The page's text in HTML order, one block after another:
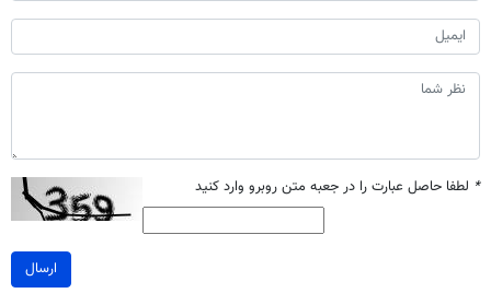
* لطفا حاصل عبارت را در جعبه متن روبرو وارد کنید
ارسال